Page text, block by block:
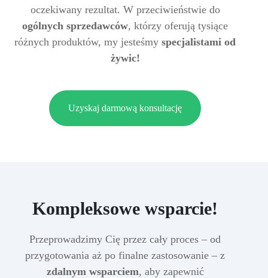
oczekiwany rezultat. W przeciwieństwie do
ogólnych sprzedawców, którzy oferują tysiące
różnych produktów, my jesteśmy specjalistami od
żywic!
Uzyskaj darmową konsultację
Kompleksowe wsparcie!
Przeprowadzimy Cię przez cały proces – od
przygotowania aż po finalne zastosowanie – z
zdalnym wsparciem, aby zapewnić